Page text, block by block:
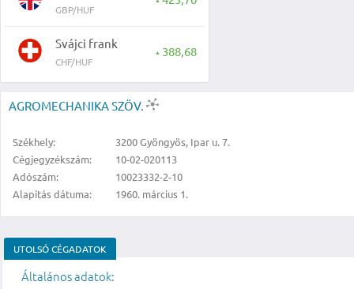
GBP/HUF
Svájci frank
CHF/HUF
▲ 388,68
AGROMECHANIKA SZÖV.
Székhely:
3200 Gyöngyös, Ipar u. 7.
Cégjegyzékszám:
10-02-020113
Adószám:
10023332-2-10
Alapítás dátuma:
1960. március 1.
UTOLSÓ CÉGADATOK
Általános adatok: